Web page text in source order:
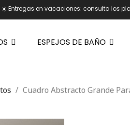
☀️ Entregas en vacaciones: consulta los
ESPEJOS DE BAÑO
Cuadro Abstracto Grande